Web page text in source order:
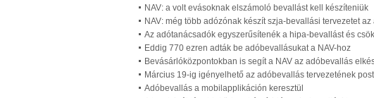
NAV: a volt evásoknak elszámoló bevallást kell készíteniük
NAV: még több adózónak készít szja-bevallási tervezetet az
Az adótanácsadók egyszerűsítenék a hipa-bevallást és
Eddig 770 ezren adták be adóbevallásukat a NAV-hoz
Bevásárlóközpontokban is segít a NAV az adóbevallás
Március 19-ig igényelhető az adóbevallás tervezetének
Adóbevallás a mobilapplikáción keresztül